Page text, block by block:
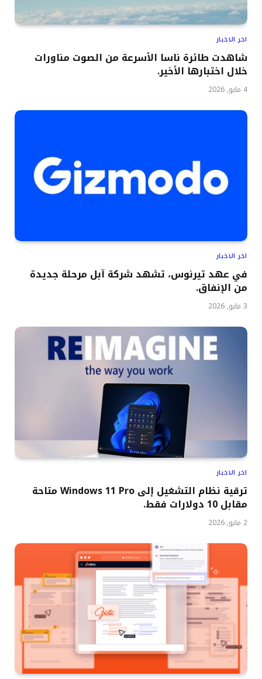
اخر الاخبار
شاهدت طائرة ناسا الأسرعة من الصوت مناورات
خلال اختبارها الأخير.
4 مايو, 2026
اخر الاخبار
في عهد تيرنوس، تشهد شركة آبل مرحلة جديدة
من الإنفاق.
3 مايو, 2026
اخر الاخبار
ترقية نظام التشغيل إلى Windows 11 Pro متاحة
مقابل 10 دولارات فقط.
2 مايو, 2026